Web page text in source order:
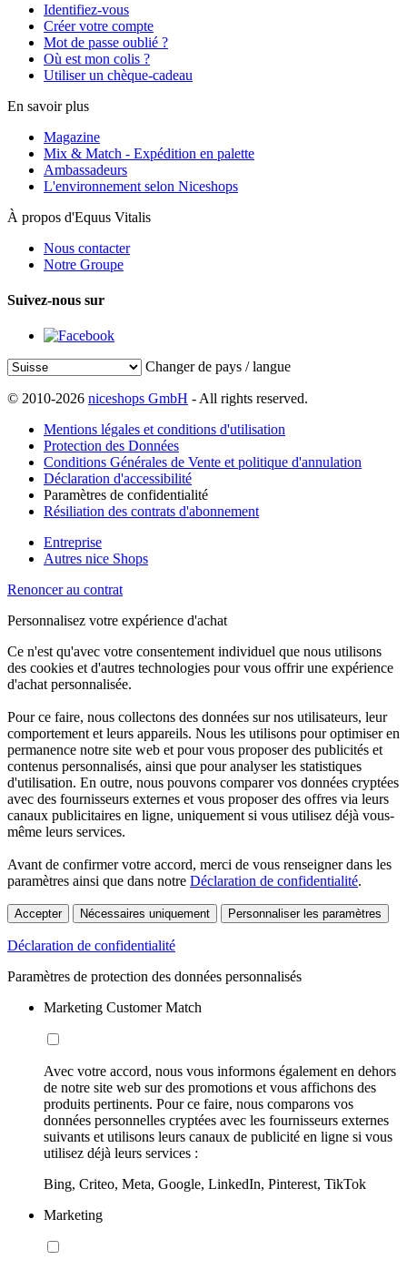
Identifiez-vous
Créer votre compte
Mot de passe oublié ?
Où est mon colis ?
Utiliser un chèque-cadeau
En savoir plus
Magazine
Mix & Match - Expédition en palette
Ambassadeurs
L'environnement selon Niceshops
À propos d'Equus Vitalis
Nous contacter
Notre Groupe
Suivez-nous sur
Changer de pays / langue
© 2010-2026 niceshops GmbH - All rights reserved.
Mentions légales et conditions d'utilisation
Protection des Données
Conditions Générales de Vente et politique d'annulation
Déclaration d'accessibilité
Paramètres de confidentialité
Résiliation des contrats d'abonnement
Entreprise
Autres nice Shops
Renoncer au contrat
Personnalisez votre expérience d'achat
Ce n'est qu'avec votre consentement individuel que nous utilisons
des cookies et d'autres technologies pour vous offrir une expérience
d'achat personnalisée.
Pour ce faire, nous collectons des données sur nos utilisateurs, leur
comportement et leurs appareils. Nous les utilisons pour optimiser en
permanence notre site web et pour vous proposer des publicités et
contenus personnalisés, ainsi que pour analyser les statistiques
d'utilisation. En outre, nous pouvons comparer vos données cryptées
avec des fournisseurs externes et vous proposer des offres via leurs
canaux publicitaires en ligne, uniquement si vous utilisez déjà vous-
même leurs services.
Avant de confirmer votre accord, merci de vous renseigner dans les
paramètres ainsi que dans notre Déclaration de confidentialité.
Accepter Nécessaires uniquement Personnaliser les paramètres
Déclaration de confidentialité
Paramètres de protection des données personnalisés
Marketing Customer Match
Avec votre accord, nous vous informons également en dehors
de notre site web sur des promotions et vous affichons des
produits pertinents. Pour ce faire, nous comparons vos
données personnelles cryptées avec les fournisseurs externes
suivants et utilisons leurs canaux de publicité en ligne si vous
utilisez déjà leurs services :
Bing, Criteo, Meta, Google, LinkedIn, Pinterest, TikTok
Marketing